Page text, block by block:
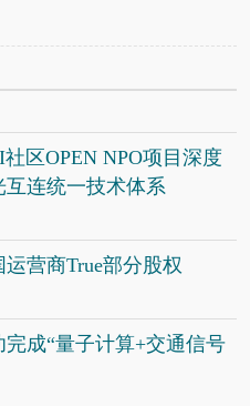
区OPEN NPO项目深度
互连统一技术体系
营商True部分股权
成“量子计算+交通信号